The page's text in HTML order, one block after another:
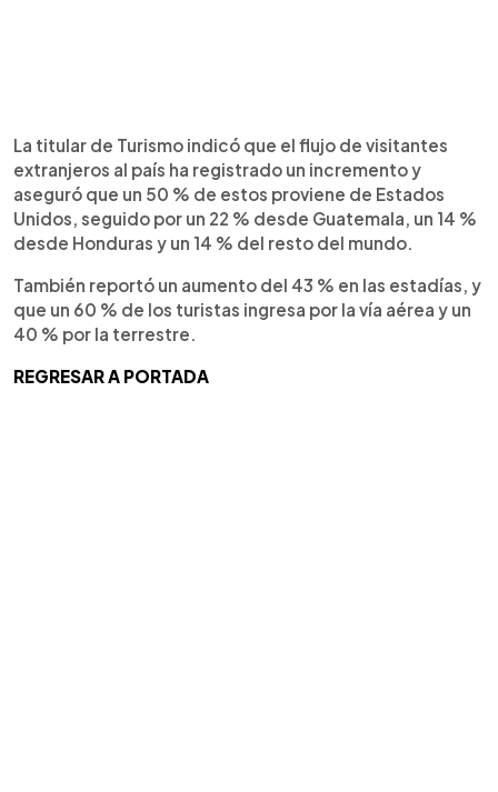
La titular de Turismo indicó que el flujo de visitantes
extranjeros al país ha registrado un incremento y
aseguró que un 50 % de estos proviene de Estados
Unidos, seguido por un 22 % desde Guatemala, un 14 %
desde Honduras y un 14 % del resto del mundo.
También reportó un aumento del 43 % en las estadías, y
que un 60 % de los turistas ingresa por la vía aérea y un
40 % por la terrestre.
REGRESAR A PORTADA